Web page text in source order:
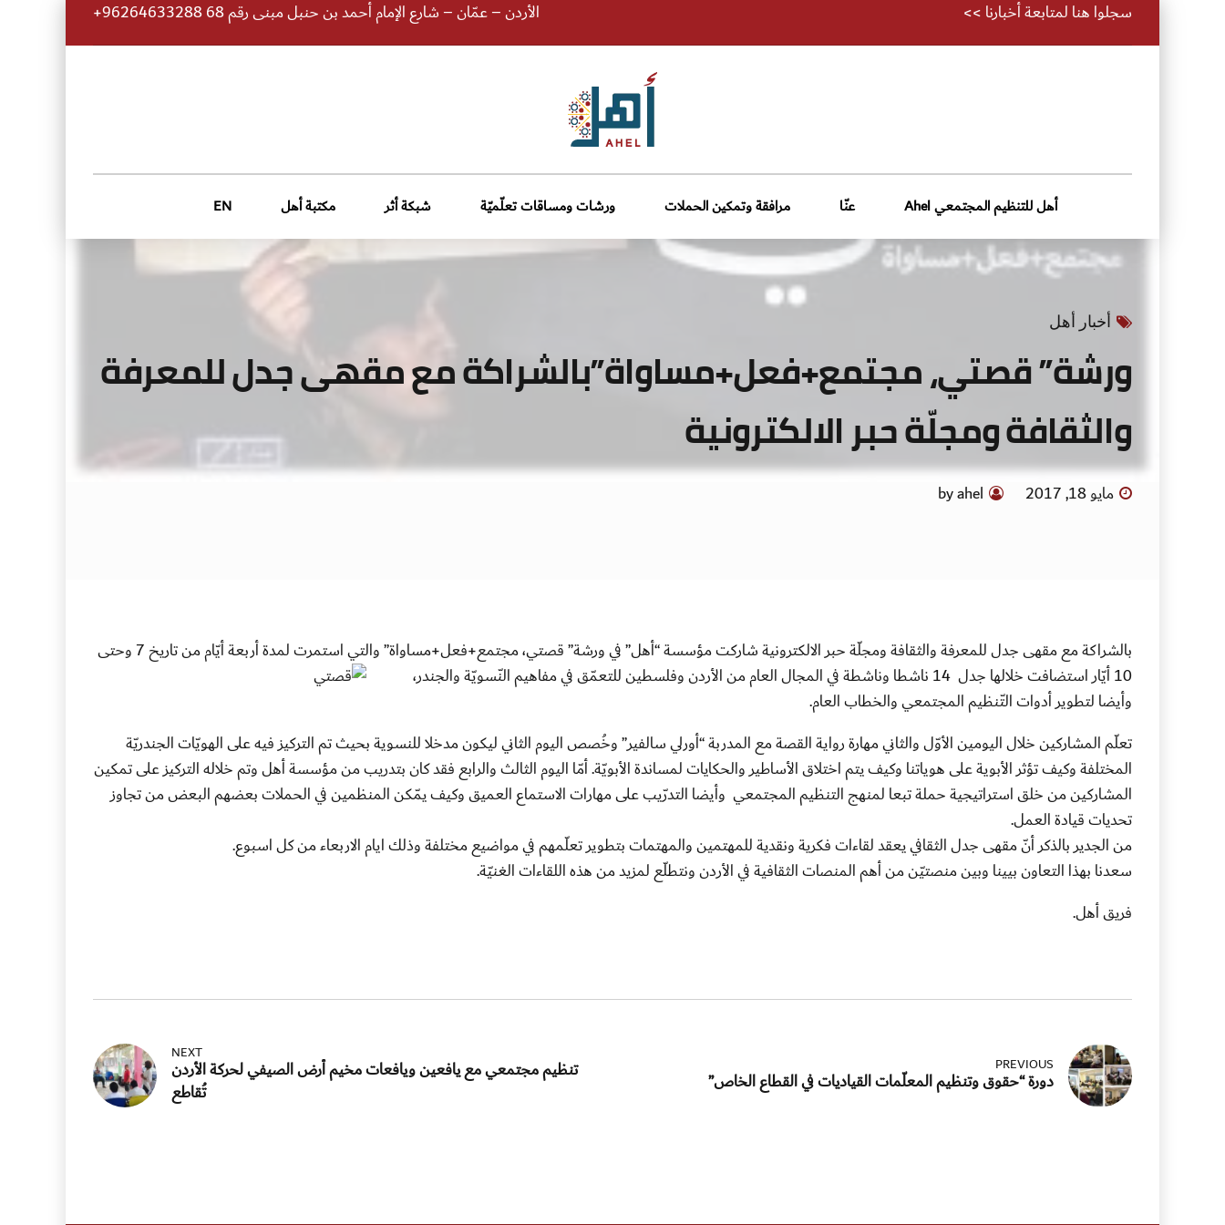
سجلوا هنا لمتابعة أخبارنا >> الأردن – عمّان – شارع الإمام أحمد بن حنبل مبنى رقم 68 96264633288+
أهل للتنظيم المجتمعي Ahel عنّا مرافقة وتمكين الحملات ورشات ومساقات تعلّميّة شبكة أثر مكتبة أهل EN
أخبار أهل
ورشة” قصتي، مجتمع+فعل+مساواة”بالشراكة مع مقهى جدل للمعرفة
والثقافة ومجلّة حبر الالكترونية
مايو 18, 2017 by ahel
بالشراكة مع مقهى جدل للمعرفة والثقافة ومجلّة حبر الالكترونية شاركت مؤسسة “أهل” في ورشة” قصتي، مجتمع+فعل+مساواة” والتي استمرت لمدة أربعة أيّام من تاريخ 7 وحتى
10 أيّار استضافت خلالها جدل 14 ناشطا وناشطة في المجال العام من الأردن وفلسطين للتعمّق
في مفاهيم النّسويّة والجندر،
وأيضا لتطوير أدوات التّنظيم المجتمعي والخطاب العام.
تعلّم المشاركين خلال اليومين الأوّل والثاني مهارة رواية القصة مع المدربة “أورلي سالفير” وخُصص اليوم الثاني ليكون مدخلا للنسوية بحيث تم التركيز فيه على الهويّات الجندريّة
المختلفة وكيف تؤثر الأبوية على هوياتنا وكيف يتم اختلاق الأساطير والحكايات لمساندة الأبويّة. أمّا اليوم الثالث والرابع فقد كان بتدريب من مؤسسة أهل وتم خلاله التركيز على تمكين
المشاركين من خلق استراتيجية حملة تبعا لمنهج التنظيم المجتمعي وأيضا التدرّيب على مهارات الاستماع العميق وكيف يمّكن المنظمين في الحملات بعضهم البعض من تجاوز
تحديات قيادة العمل.
من الجدير بالذكر أنّ مقهى جدل الثقافي يعقد لقاءات فكرية ونقدية للمهتمين والمهتمات بتطوير تعلّمهم في مواضيع مختلفة وذلك ايام الاربعاء من كل اسبوع.
سعدنا بهذا التعاون بيينا وبين منصتيّن من أهم المنصات الثقافية في الأردن ونتطلّع لمزيد من هذه اللقاءات الغنيّة.
فريق أهل.
PREVIOUS
دورة “حقوق وتنظيم المعلّمات القياديات في القطاع الخاص”
NEXT
تنظيم مجتمعي مع يافعين ويافعات مخيم أرض الصيفي لحركة الأردن
تُقاطع